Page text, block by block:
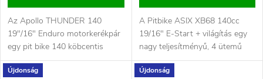
Az Apollo THUNDER 140
19"/16" Enduro motorkerékpár
egy pit bike 140 köbcentis
motorral, amely ráadásul
elektromos...
A Pitbike ASIX XB68 140cc
19/16" E-Start + világítás egy
nagy teljesítményű, 4 ütemű
terepmotor, amelyet azoknak
a...
Újdonság Újdonság